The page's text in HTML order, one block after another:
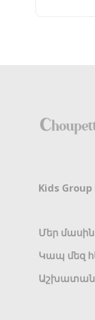
Kids Group
Մեր մասին
Կապ մեզ